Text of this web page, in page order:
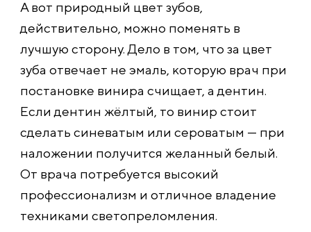
А вот природный цвет зубов,
действительно, можно поменять в
лучшую сторону. Дело в том, что за цвет
зуба отвечает не эмаль, которую врач при
постановке винира счищает, а дентин.
Если дентин жёлтый, то винир стоит
сделать синеватым или сероватым — при
наложении получится желанный белый.
От врача потребуется высокий
профессионализм и отличное владение
техниками светопреломления.